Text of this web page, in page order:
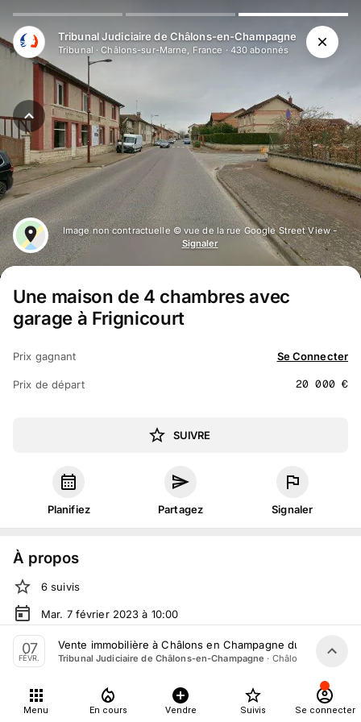
Tribunal Judiciaire de Châlons-en-Champagne
Tribunal ·Châlons-sur-Marne, France · 430 abonnés
Image non contractuelle © vue de la rue Google Street View -
Signaler
Une maison de 4 chambres avec
garage à Frignicourt
Prix gagnant Se Connecter
Prix de départ 20 000 €
SUIVRE
Planifiez Partagez Signaler
À propos
6 suivis
Mar. 7 février 2023 à 10:00
Vente judiciaireorganisée par
Tribunal Judiciaire de
Châlons-en-Champagne
France
Tout le monde peut participer
07
FÉVR.
Vente immobilière à Châlons en Champagne du 7 Février
Tribunal Judiciaire de Châlons-en-Champagne · Châlons-sur-Marne
Menu En cours Vendre Suivis Se connecter